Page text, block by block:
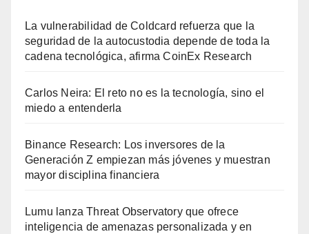
La vulnerabilidad de Coldcard refuerza que la
seguridad de la autocustodia depende de toda la
cadena tecnológica, afirma CoinEx Research
Carlos Neira: El reto no es la tecnología, sino el
miedo a entenderla
Binance Research: Los inversores de la
Generación Z empiezan más jóvenes y muestran
mayor disciplina financiera
Lumu lanza Threat Observatory que ofrece
inteligencia de amenazas personalizada y en